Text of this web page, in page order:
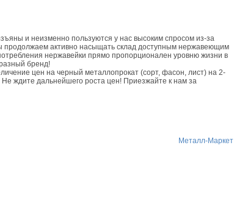
и неизменно пользуются у нас высоким спросом из-за
продолжаем активно насыщать склад доступным нержавеющим
нержавейки прямо пропорционален уровню жизни в
бренд!
цен на черный металлопрокат (сорт, фасон, лист) на 2-
ждите дальнейшего роста цен! Приезжайте к нам за
Металл-Маркет